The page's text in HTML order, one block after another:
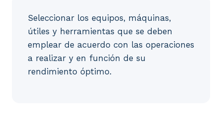
Seleccionar los equipos, máquinas,
útiles y herramientas que se deben
emplear de acuerdo con las operaciones
a realizar y en función de su
rendimiento óptimo.